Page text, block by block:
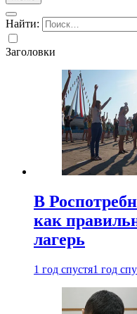
Найти:
Заголовки
В
как
лагерь
1 год спустя1 год